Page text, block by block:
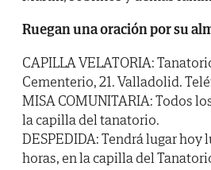
Ruegan una oración por su
CAPILLA VELATORIA:
Cementerio, 21. Valladolid.
MISA COMUNITARIA: Todos
la capilla del tanatorio.
DESPEDIDA: Tendrá lugar hoy
horas, en la capilla del